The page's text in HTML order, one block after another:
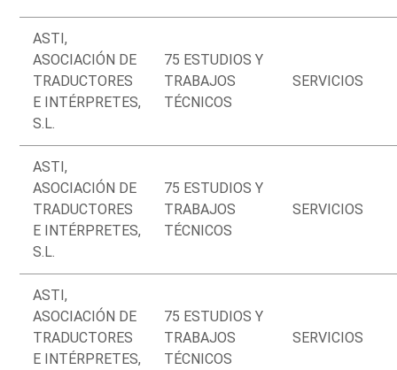
ASTI,
ASOCIACIÓN DE
TRADUCTORES
E INTÉRPRETES,
S.L.
75 ESTUDIOS Y
TRABAJOS
TÉCNICOS
SERVICIOS
ASTI,
ASOCIACIÓN DE
TRADUCTORES
E INTÉRPRETES,
S.L.
75 ESTUDIOS Y
TRABAJOS
TÉCNICOS
SERVICIOS
ASTI,
ASOCIACIÓN DE
TRADUCTORES
E INTÉRPRETES,
75 ESTUDIOS Y
TRABAJOS
TÉCNICOS
SERVICIOS